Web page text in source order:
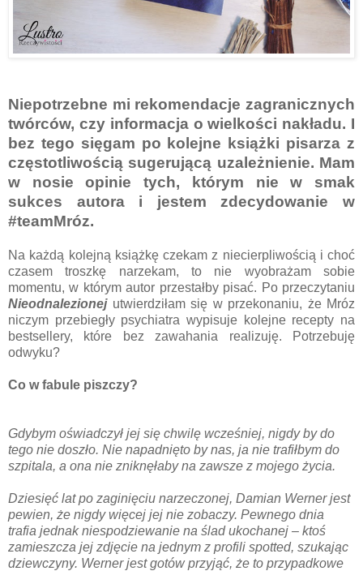
Niepotrzebne mi rekomendacje zagranicznych
twórców, czy informacja o wielkości nakładu. I
bez tego sięgam po kolejne książki pisarza z
częstotliwością sugerującą uzależnienie. Mam
w nosie opinie tych, którym nie w smak
sukces autora i jestem zdecydowanie w
#teamMróz.
Na każdą kolejną książkę czekam z niecierpliwością i choć
czasem troszkę narzekam, to nie wyobrażam sobie
momentu, w którym autor przestałby pisać. Po przeczytaniu
Nieodnalezionej utwierdziłam się w przekonaniu, że Mróz
niczym przebiegły psychiatra wypisuje kolejne recepty na
bestsellery, które bez zawahania realizuję. Potrzebuję
odwyku?
Co w fabule piszczy?
Gdybym oświadczył jej się chwilę wcześniej, nigdy by do
tego nie doszło. Nie napadnięto by nas, ja nie trafiłbym do
szpitala, a ona nie zniknęłaby na zawsze z mojego życia.
Dziesięć lat po zaginięciu narzeczonej, Damian Werner jest
pewien, że nigdy więcej jej nie zobaczy. Pewnego dnia
trafia jednak niespodziewanie na ślad ukochanej – ktoś
zamieszcza jej zdjęcie na jednym z profili spotted, szukając
dziewczyny. Werner jest gotów przyjąć, że to przypadkowe